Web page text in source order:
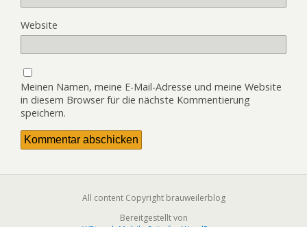
Website
Meinen Namen, meine E-Mail-Adresse und meine Website
in diesem Browser für die nächste Kommentierung
speichern.
All content Copyright brauweilerblog
Bereitgestellt von